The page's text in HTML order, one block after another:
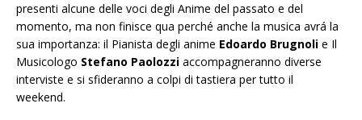
presenti alcune delle voci degli Anime del passato e del
momento, ma non finisce qua perché anche la musica avrá la
sua importanza: il Pianista degli anime Edoardo Brugnoli e Il
Musicologo Stefano Paolozzi accompagneranno diverse
interviste e si sfideranno a colpi di tastiera per tutto il
weekend.